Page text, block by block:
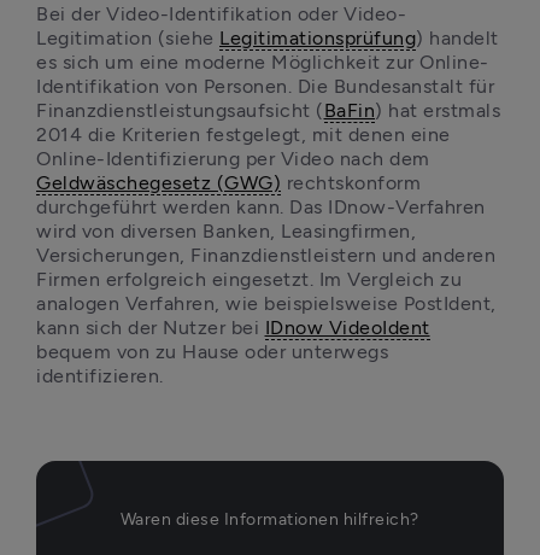
Bei der Video-Identifikation oder Video-
Legitimation (siehe Legitimationsprüfung) handelt
es sich um eine moderne Möglichkeit zur Online-
Identifikation von Personen. Die Bundesanstalt für
Finanzdienstleistungsaufsicht (BaFin) hat erstmals
2014 die Kriterien festgelegt, mit denen eine
Geldwäschegesetz (GWG) rechtskonform
durchgeführt werden kann. Das IDnow-Verfahren
wird von diversen Banken, Leasingfirmen,
Versicherungen, Finanzdienstleistern und anderen
Firmen erfolgreich eingesetzt. Im Vergleich zu
analogen Verfahren, wie beispielsweise PostIdent,
kann sich der Nutzer bei IDnow VideoIdent
bequem von zu Hause oder unterwegs
identifizieren.
Waren diese Informationen hilfreich?